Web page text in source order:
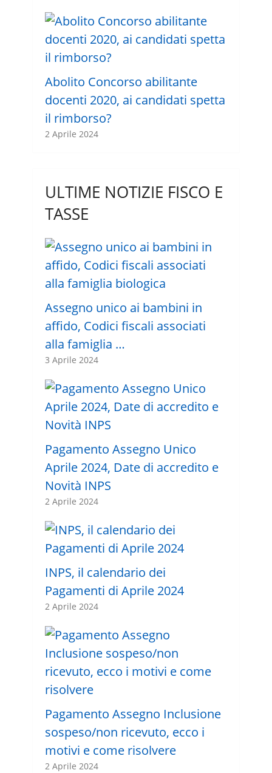
Abolito Concorso abilitante
docenti 2020, ai candidati spetta
il rimborso?
2 Aprile 2024
ULTIME NOTIZIE FISCO E
TASSE
Assegno unico ai bambini in
affido, Codici fiscali associati
alla famiglia …
3 Aprile 2024
Pagamento Assegno Unico
Aprile 2024, Date di accredito e
Novità INPS
2 Aprile 2024
INPS, il calendario dei
Pagamenti di Aprile 2024
2 Aprile 2024
Pagamento Assegno Inclusione
sospeso/non ricevuto, ecco i
motivi e come risolvere
2 Aprile 2024